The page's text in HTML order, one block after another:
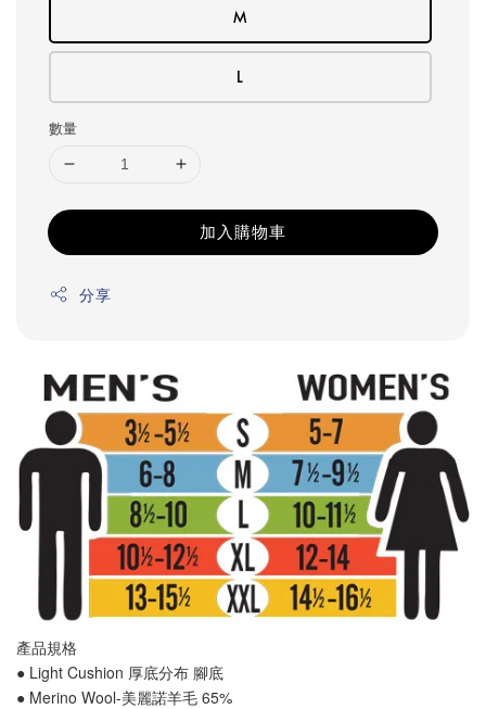
M
L
數量
加入購物車
分享
產品規格
● Light Cushion 厚底分布 腳底
● Merino Wool-美麗諾羊毛 65%